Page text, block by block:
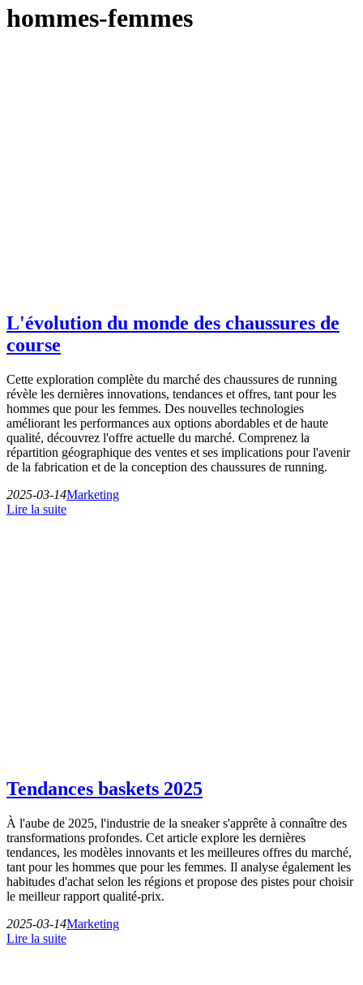
hommes-femmes
L'évolution du monde des chaussures de
course
Cette exploration complète du marché des chaussures de running
révèle les dernières innovations, tendances et offres, tant pour les
hommes que pour les femmes. Des nouvelles technologies
améliorant les performances aux options abordables et de haute
qualité, découvrez l'offre actuelle du marché. Comprenez la
répartition géographique des ventes et ses implications pour l'avenir
de la fabrication et de la conception des chaussures de running.
2025-03-14Marketing
Lire la suite
Tendances baskets 2025
À l'aube de 2025, l'industrie de la sneaker s'apprête à connaître des
transformations profondes. Cet article explore les dernières
tendances, les modèles innovants et les meilleures offres du marché,
tant pour les hommes que pour les femmes. Il analyse également les
habitudes d'achat selon les régions et propose des pistes pour choisir
le meilleur rapport qualité-prix.
2025-03-14Marketing
Lire la suite